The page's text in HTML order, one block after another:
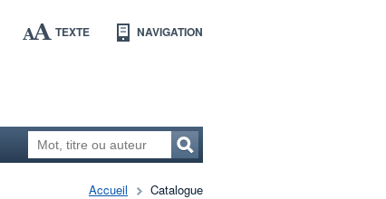
TEXTE NAVIGATION
Accueil Catalogue